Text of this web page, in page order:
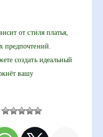
от стиля платья,
предпочтений.
создать идеальный
вашу